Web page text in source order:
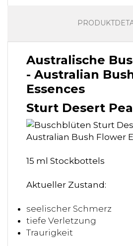
Australische
- Australian
Essences
Sturt Desert Pea
15 ml Stockbottels
Aktueller Zustand:
seelischer Schmerz
tiefe Verletzung
Traurigkeit